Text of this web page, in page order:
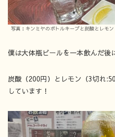
写真：キンミヤのボトルキープと炭酸とレモン
僕は大体瓶ビールを一本飲んだ後
炭酸（200円）とレモン（3切れ
しています！